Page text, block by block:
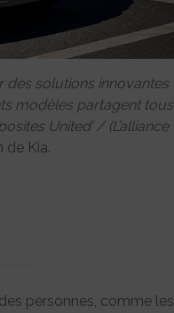
des solutions innovantes
modèles partagent tous
United’ / (L’alliance
de Kia.
personnes, comme les